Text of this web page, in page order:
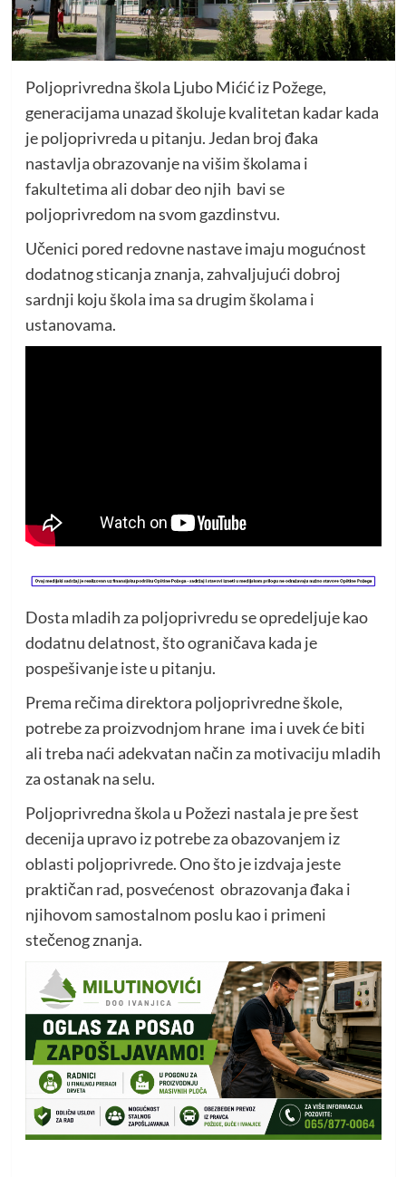
Poljoprivredna škola Ljubo Mićić iz Požege,
generacijama unazad školuje kvalitetan kadar kada
je poljoprivreda u pitanju. Jedan broj đaka
nastavlja obrazovanje na višim školama i
fakultetima ali dobar deo njih bavi se
poljoprivredom na svom gazdinstvu.
Učenici pored redovne nastave imaju mogućnost
dodatnog sticanja znanja, zahvaljujući dobroj
sardnji koju škola ima sa drugim školama i
ustanovama.
Dosta mladih za poljoprivredu se opredeljuje kao
dodatnu delatnost, što ograničava kada je
pospešivanje iste u pitanju.
Prema rečima direktora poljoprivredne škole,
potrebe za proizvodnjom hrane ima i uvek će biti
ali treba naći adekvatan način za motivaciju mladih
za ostanak na selu.
Poljoprivredna škola u Požezi nastala je pre šest
decenija upravo iz potrebe za obazovanjem iz
oblasti poljoprivrede. Ono što je izdvaja jeste
praktičan rad, posvećenost obrazovanja đaka i
njihovom samostalnom poslu kao i primeni
stečenog znanja.